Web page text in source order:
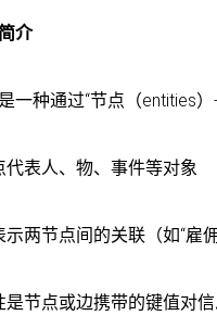
介
一种通过“节点（entities
代表人、物、事件等对象
示两节点间的关联（如“雇
是节点或边携带的键值对